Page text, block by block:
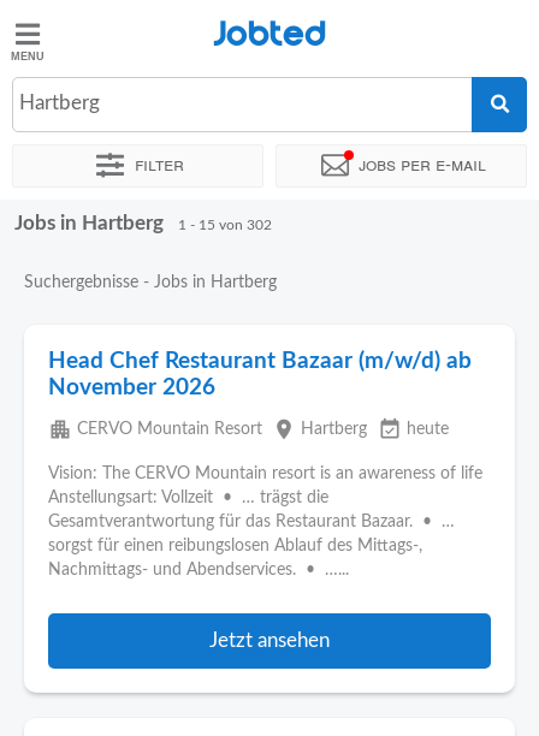
Jobted
Jobs
Jobted
Hartberg
Filter Jobs per e-mail
Sortieren nach Genauer Standort
Jobs in Hartberg 1 - 15 von 302
Suchergebnisse - Jobs in Hartberg
Head Chef Restaurant Bazaar (m/w/d) ab
November 2026
apartment CERVO Mountain Resort place Hartberg event_available heute
Vision: The CERVO Mountain resort is an awareness of life
Anstellungsart: Vollzeit • … trägst die
Gesamtverantwortung für das Restaurant Bazaar. • …
sorgst für einen reibungslosen Ablauf des Mittags-,
Nachmittags- und Abendservices. • …...
Jetzt ansehen